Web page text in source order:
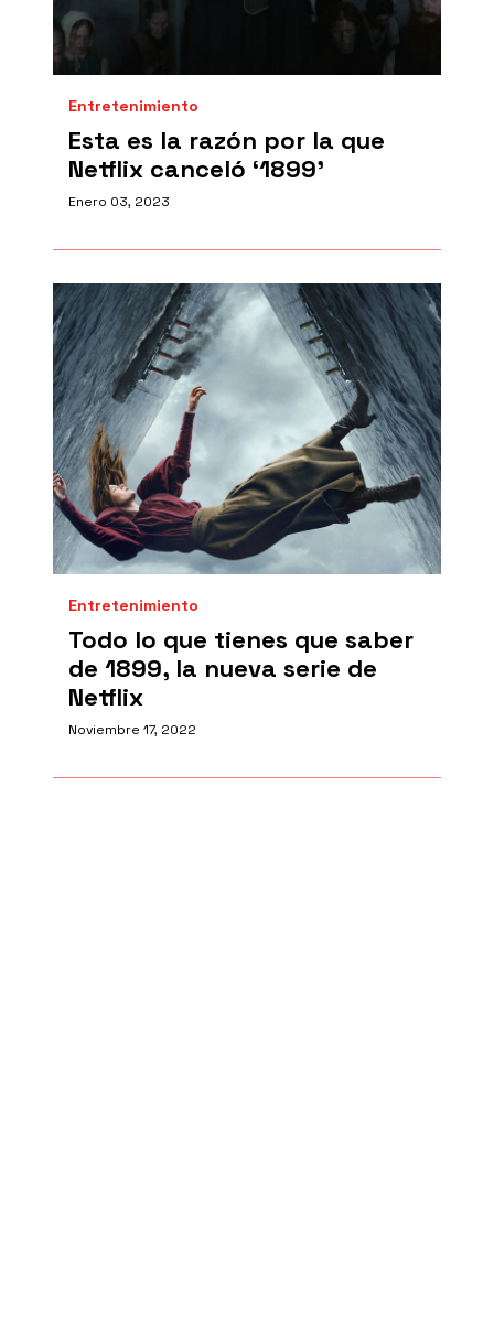
Entretenimiento
Esta es la razón por la que
Netflix canceló ‘1899’
Enero 03, 2023
Entretenimiento
Todo lo que tienes que saber
de 1899, la nueva serie de
Netflix
Noviembre 17, 2022